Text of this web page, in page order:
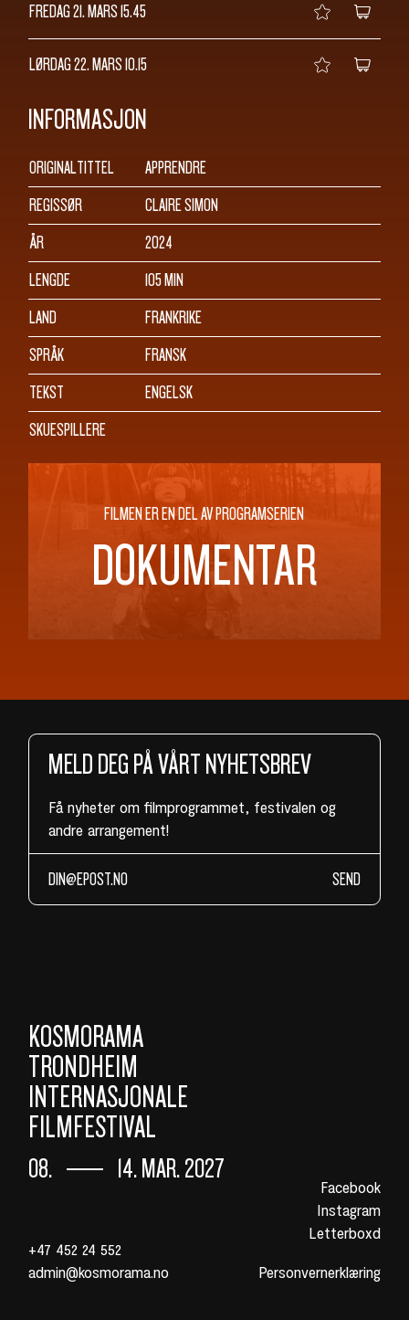
FREDAG 21. MARS15.45
LØRDAG 22. MARS10.15
INFORMASJON
ORIGINALTITTEL
APPRENDRE
REGISSØR
CLAIRE SIMON
ÅR
2024
LENGDE
105 MIN
LAND
FRANKRIKE
SPRÅK
FRANSK
TEKST
ENGELSK
SKUESPILLERE
FILMEN ER EN DEL AV PROGRAMSERIEN
DOKUMENTAR
MELD DEG PÅ VÅRT NYHETSBREV
Få nyheter om filmprogrammet, festivalen og
andre arrangement!
SEND
KOSMORAMA
TRONDHEIM
INTERNASJONALE
FILMFESTIVAL
08. 14. MAR. 2027
+47 452 24 552
admin@kosmorama.no
Facebook
Instagram
Letterboxd
Personvernerklæring